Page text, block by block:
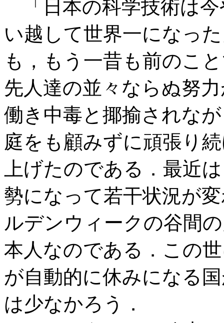
「日本の科学技術は今
い越して世界一になっ
も，もう一昔も前のこ
先人達の並々ならぬ努
働き中毒と揶揄されな
庭をも顧みずに頑張り
上げたのである．最近
勢になって若干状況が
ルデンウィークの谷間
本人なのである．この
が自動的に休みになる
は少なかろう．